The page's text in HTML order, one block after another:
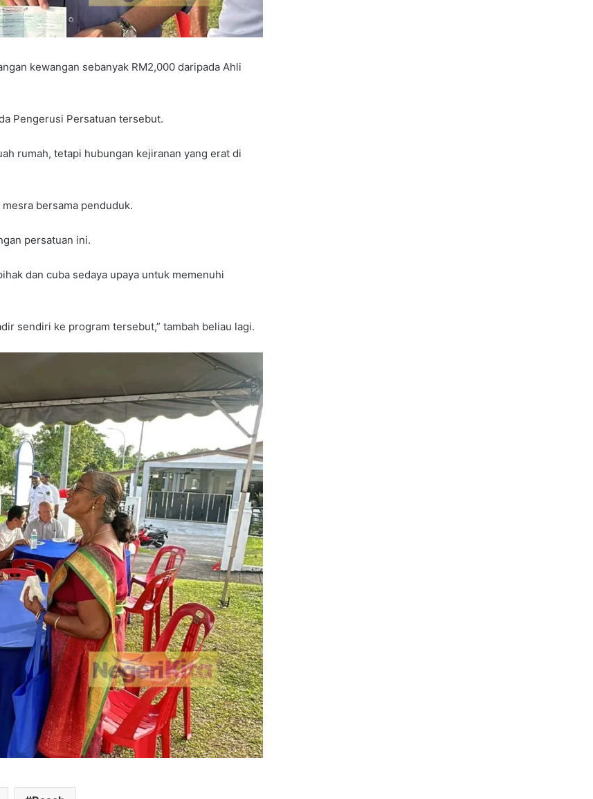
kewangan sebanyak RM2,000 daripada Ahli
Pengerusi Persatuan tersebut.
rumah, tetapi hubungan kejiranan yang erat di
bersama penduduk.
persatuan ini.
dan cuba sedaya upaya untuk memenuhi
sendiri ke program tersebut,” tambah beliau lagi.